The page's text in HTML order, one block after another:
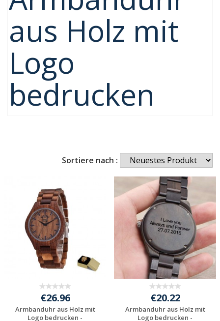
aus Holz mit
Logo
bedrucken
Sortiere nach :
€26.96
Armbanduhr aus Holz mit
Logo bedrucken -
€20.22
Armbanduhr aus Holz mit
Logo bedrucken -